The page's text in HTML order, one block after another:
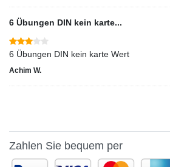
6 Übungen DIN kein karte...
6 Übungen DIN kein karte Wert
Achim W.
Zahlen Sie bequem per